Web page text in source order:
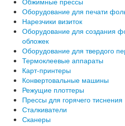
Оборудование для печати
Нарезчики визиток
Оборудование для создания
обложек
Оборудование для твердого
Термоклеевые аппараты
Карт-принтеры
Конвертовальные машины
Режущие плоттеры
Прессы для горячего тиснения
Сталкиватели
Сканеры